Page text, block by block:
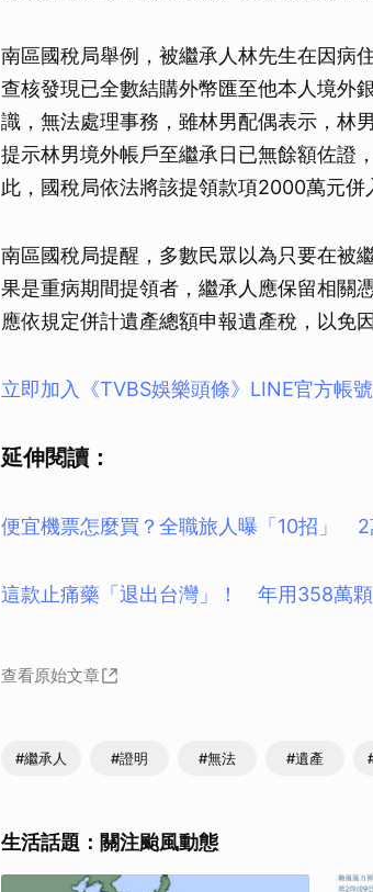
南區國稅局舉例，被繼承人林先生在因病
查核發現已全數結購外幣匯至他本人境外
識，無法處理事務，雖林男配偶表示，林
提示林男境外帳戶至繼承日已無餘額佐證
此，國稅局依法將該提領款項2000萬元併
南區國稅局提醒，多數民眾以為只要在被
果是重病期間提領者，繼承人應保留相關
應依規定併計遺產總額申報遺產稅，以免
立即加入《TVBS娛樂頭條》LINE官方帳
延伸閱讀：
便宜機票怎麼買？全職旅人曝「10招」 2
這款止痛藥「退出台灣」！ 年用358萬顆
查看原始文章
#繼承人 #證明 #無法 #遺產
生活話題：關注颱風動態